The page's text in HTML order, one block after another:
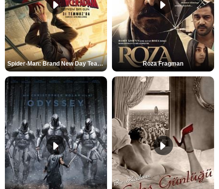
Spider-Man: Brand New Day Teaser Roza Fragman